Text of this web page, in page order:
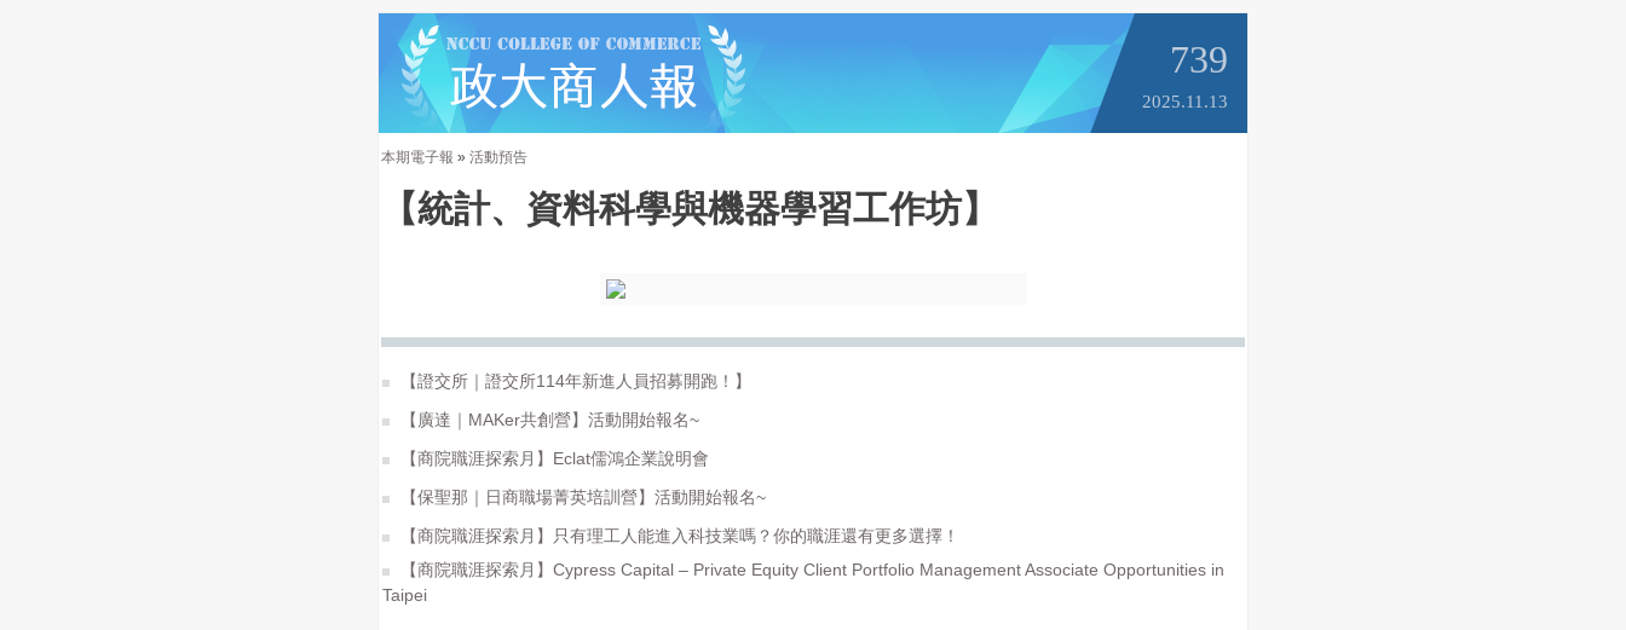
739
2025.11.13
本期電子報 » 活動預告
【統計、資料科學與機器學習工作坊】
【證交所｜證交所114年新進人員招募開跑！】
【廣達｜MAKer共創營】活動開始報名~
【商院職涯探索月】Eclat儒鴻企業說明會
【保聖那｜日商職場菁英培訓營】活動開始報名~
【商院職涯探索月】只有理工人能進入科技業嗎？你的職涯還有更多選擇！
【商院職涯探索月】Cypress Capital – Private Equity Client Portfolio Management Associate Opportunities in
Taipei